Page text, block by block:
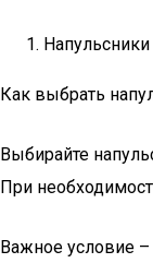
Как выбрать
Выбирайте
При
Важное условие